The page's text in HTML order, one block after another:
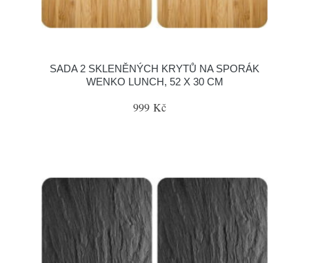
SADA 2 SKLENĚNÝCH KRYTŮ NA SPORÁK
WENKO LUNCH, 52 X 30 CM
999 Kč